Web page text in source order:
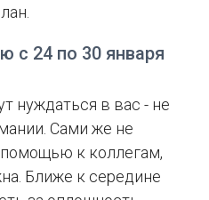
с 24 по 30 января
нуждаться в вас - не
Сами же не
к коллегам,
Ближе к середине